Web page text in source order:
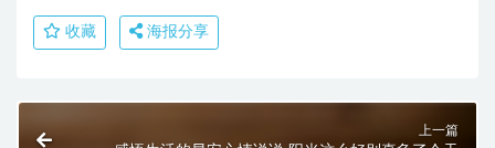
收藏 海报分享
上一篇